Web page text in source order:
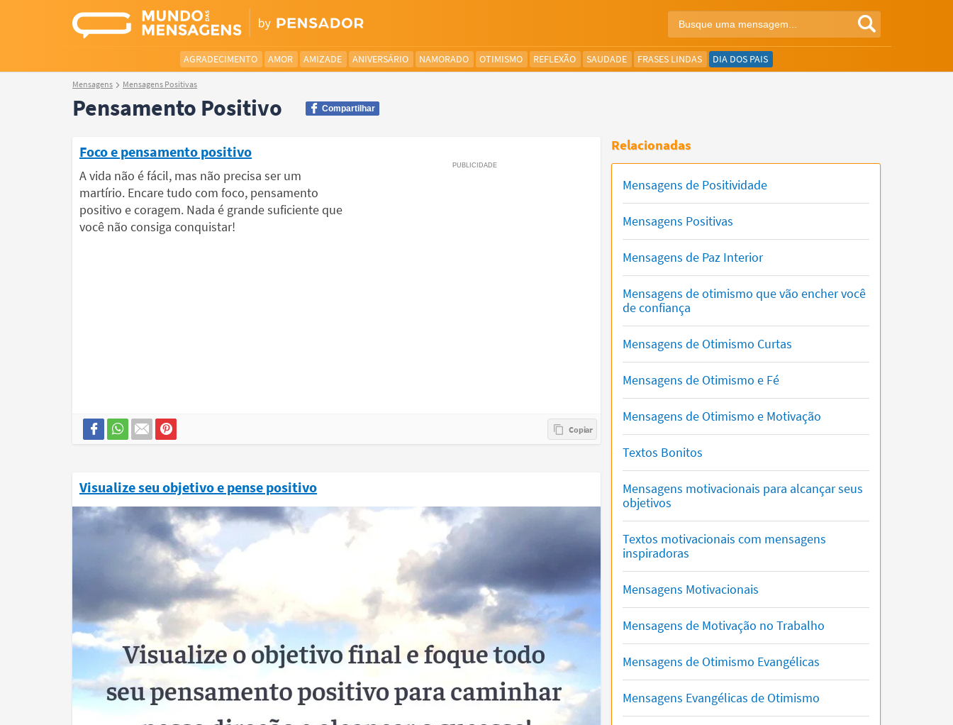
AGRADECIMENTO AMOR AMIZADE ANIVERSÁRIO NAMORADO OTIMISMO REFLEXÃO SAUDADE FRASES LINDAS DIA DOS PAIS
Mensagens Mensagens Positivas
Pensamento Positivo Compartilhar
Foco e pensamento positivo
A vida não é fácil, mas não precisa ser um
martírio. Encare tudo com foco, pensamento
positivo e coragem. Nada é grande suficiente que
você não consiga conquistar!
Visualize seu objetivo e pense positivo
Relacionadas
Mensagens de Positividade
Mensagens Positivas
Mensagens de Paz Interior
Mensagens de otimismo que vão encher você
de confiança
Mensagens de Otimismo Curtas
Mensagens de Otimismo e Fé
Mensagens de Otimismo e Motivação
Textos Bonitos
Mensagens motivacionais para alcançar seus
objetivos
Textos motivacionais com mensagens
inspiradoras
Mensagens Motivacionais
Mensagens de Motivação no Trabalho
Mensagens de Otimismo Evangélicas
Mensagens Evangélicas de Otimismo